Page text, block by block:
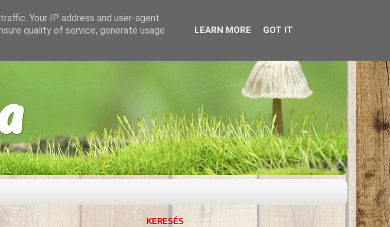
KERESÉS
Your IP address and user-agent
quality of service, generate usage
LEARN MORE GOT IT